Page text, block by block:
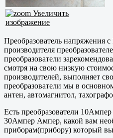
Увеличить
изображение
Преобразователь напряжения
производителя
преобразователи
смотря на свою низкую
производителей, выполняет
преобразователи мы в
антен, автомагнитол,
Есть преобразователи
30Ампер Ампер, какой вам
приборам(прибору) который вы